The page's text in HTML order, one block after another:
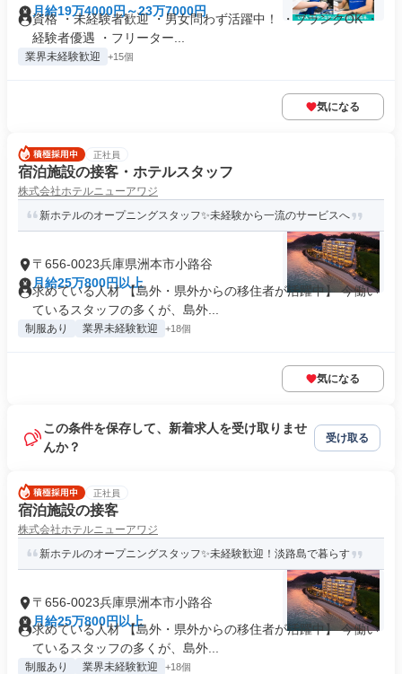
月給19万4000円～23万7000円
資格 ・未経験者歓迎 ・男女問わず活躍中！ ・ブランクOK ・
経験者優遇 ・フリーター...
業界未経験歓迎 +15個
気になる
正社員
宿泊施設の接客・ホテルスタッフ
株式会社ホテルニューアワジ
新ホテルのオープニングスタッフ✨未経験から一流のサービスへ
〒656-0023兵庫県洲本市小路谷
月給25万800円以上
求めている人材 【島外・県外からの移住者が活躍中】 今働い
ているスタッフの多くが、島外...
制服あり 業界未経験歓迎 +18個
気になる
この条件を保存して、新着求人を受け取りませ
んか？
受け取る
正社員
宿泊施設の接客
株式会社ホテルニューアワジ
新ホテルのオープニングスタッフ✨未経験歓迎！淡路島で暮らす
〒656-0023兵庫県洲本市小路谷
月給25万800円以上
求めている人材 【島外・県外からの移住者が活躍中】 今働い
ているスタッフの多くが、島外...
制服あり 業界未経験歓迎 +18個